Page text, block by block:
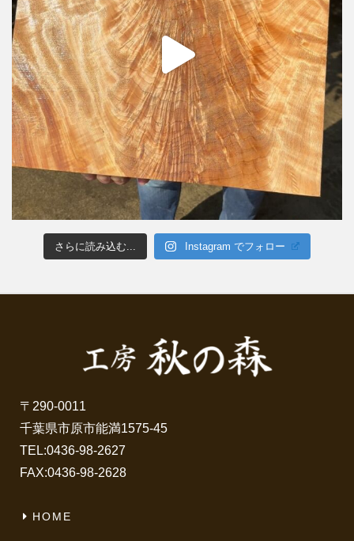
さらに読み込む... Instagram でフォロー
〒290-0011
千葉県市原市能満1575-45
TEL:0436-98-2627
FAX:0436-98-2628
HOME